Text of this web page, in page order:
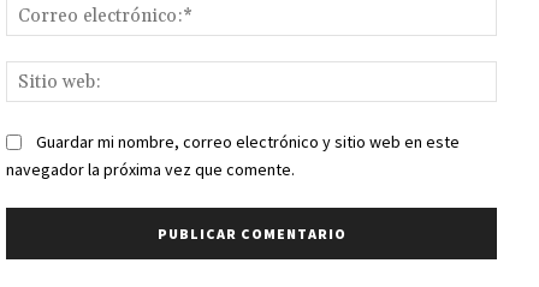
web:
Guardar mi nombre, correo electrónico y sitio web en este
navegador la próxima vez que comente.